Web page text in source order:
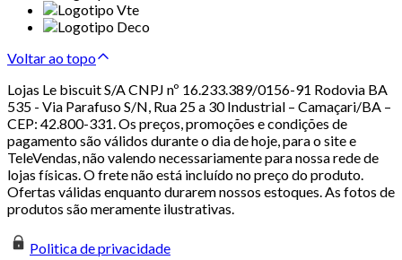
Voltar ao topo
Lojas Le biscuit S/A CNPJ nº 16.233.389/0156-91 Rodovia BA
535 - Via Parafuso S/N, Rua 25 a 30 Industrial – Camaçari/BA –
CEP: 42.800-331. Os preços, promoções e condições de
pagamento são válidos durante o dia de hoje, para o site e
TeleVendas, não valendo necessariamente para nossa rede de
lojas físicas. O frete não está incluído no preço do produto.
Ofertas válidas enquanto durarem nossos estoques. As fotos de
produtos são meramente ilustrativas.
Politica de privacidade